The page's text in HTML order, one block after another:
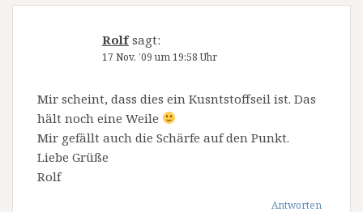
Rolf sagt:
17 Nov. ’09 um 19:58 Uhr
Mir scheint, dass dies ein Kusntstoffseil ist. Das
hält noch eine Weile
Mir gefällt auch die Schärfe auf den Punkt.
Liebe Grüße
Rolf
Antworten